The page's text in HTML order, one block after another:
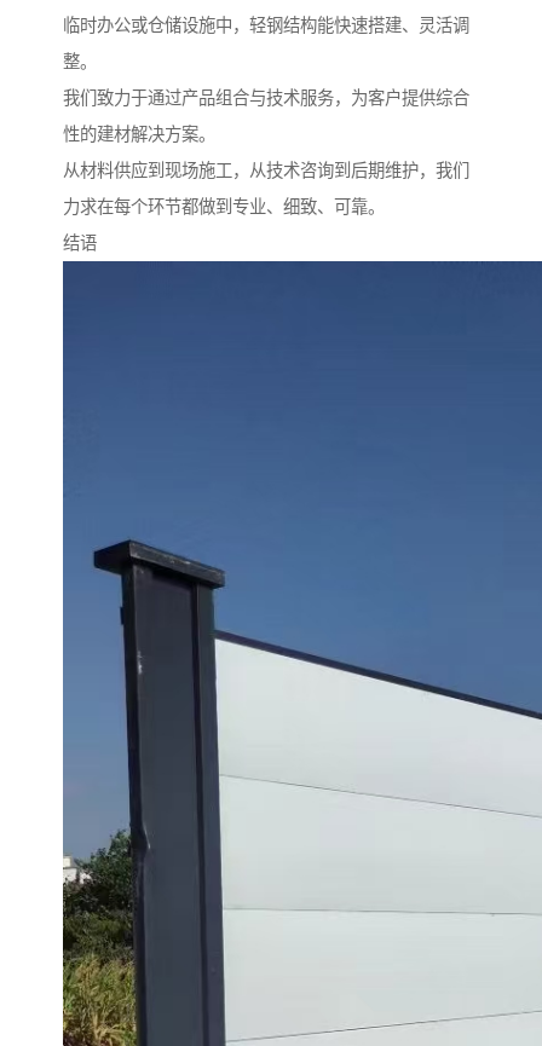
临时办公或仓储设施中，轻钢结构能快速搭建、灵活调
整。
我们致力于通过产品组合与技术服务，为客户提供综合
性的建材解决方案。
从材料供应到现场施工，从技术咨询到后期维护，我们
力求在每个环节都做到专业、细致、可靠。
结语